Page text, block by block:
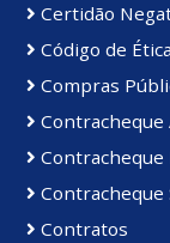
Certidão
Código de
Compras
Contracheque
Contracheque
Contracheque
Contratos